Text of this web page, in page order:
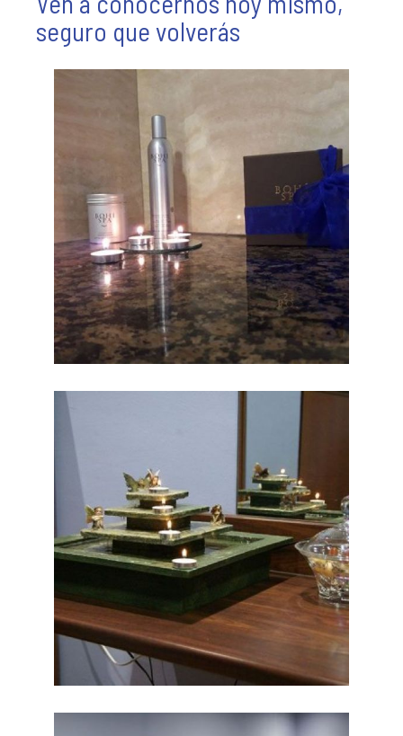
seguro que volverás
Salón de peluquería
Ampliar
Salón de peluquería
Ampliar